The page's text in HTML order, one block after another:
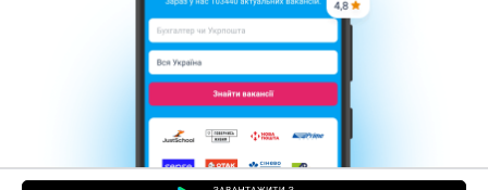
Контакти Про нас
Кар’єра
Допомога Умови використання